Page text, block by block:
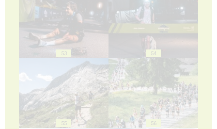
53 54
55 56